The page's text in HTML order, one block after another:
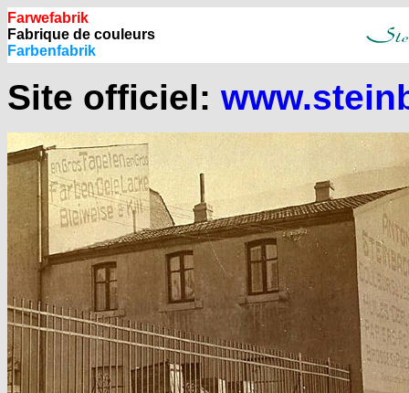
Farwefabrik
Fabrique de couleurs
Farbenfabrik
Site officiel: